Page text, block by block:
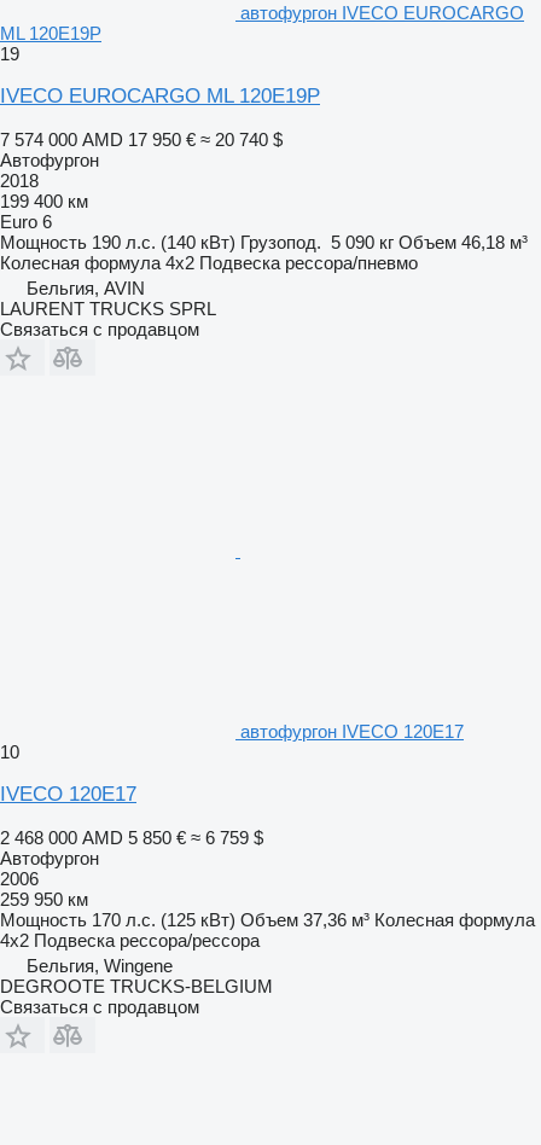
автофургон IVECO EUROCARGO
ML 120E19P
19
IVECO EUROCARGO ML 120E19P
7 574 000 AMD 17 950 € ≈ 20 740 $
Автофургон
2018
199 400 км
Euro 6
Мощность 190 л.с. (140 кВт) Грузопод. 5 090 кг Объем 46,18 м³
Колесная формула 4x2 Подвеска рессора/пневмо
Бельгия, AVIN
LAURENT TRUCKS SPRL
Связаться с продавцом
автофургон IVECO 120E17
10
IVECO 120E17
2 468 000 AMD 5 850 € ≈ 6 759 $
Автофургон
2006
259 950 км
Мощность 170 л.с. (125 кВт) Объем 37,36 м³ Колесная формула
4x2 Подвеска рессора/рессора
Бельгия, Wingene
DEGROOTE TRUCKS-BELGIUM
Связаться с продавцом